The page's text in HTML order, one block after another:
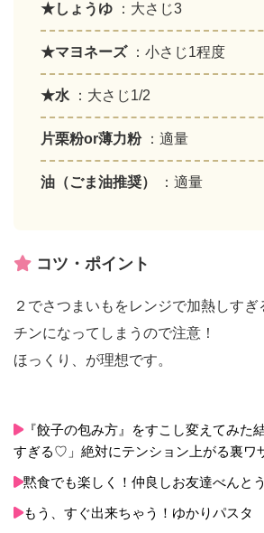
★しょうゆ ：大さじ3
★マヨネーズ ：小さじ1程度
★水 ：大さじ1/2
片栗粉or薄力粉 ：適量
油（ごま油推奨） ：適量
コツ・ポイント
２でさつまいもをレンジで加熱しすぎ
チンになってしまうので注意！
ほっくり、が理想です。
『餃子の包み方』をすこし変えてみた
すぎる♡」絶対にテンション上がる裏ワ
黙食でも楽しく！仲良しお友達べんとう
もう、すぐ出来ちゃう！ゆかりパスタ